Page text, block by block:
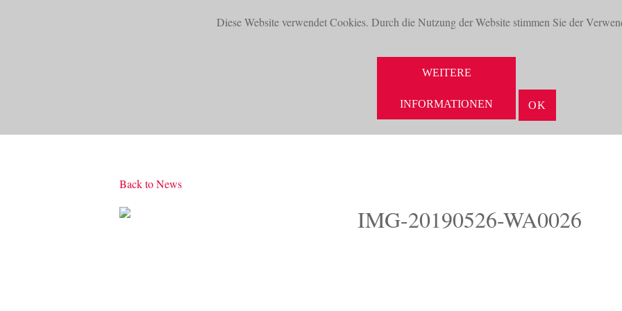
Diese Website verwendet Cookies. Durch die Nutzung der Website stimmen Sie der
WEITERE
INFORMATIONEN OK
Back to News
IMG-20190526-WA0026